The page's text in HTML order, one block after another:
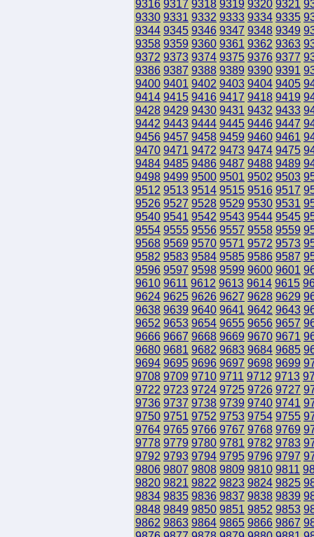
9316 9317 9318 9319 9320 9321
9330 9331 9332 9333 9334 9335
9344 9345 9346 9347 9348 9349
9358 9359 9360 9361 9362 9363
9372 9373 9374 9375 9376 9377
9386 9387 9388 9389 9390 9391
9400 9401 9402 9403 9404 9405
9414 9415 9416 9417 9418 9419
9428 9429 9430 9431 9432 9433
9442 9443 9444 9445 9446 9447
9456 9457 9458 9459 9460 9461
9470 9471 9472 9473 9474 9475
9484 9485 9486 9487 9488 9489
9498 9499 9500 9501 9502 9503
9512 9513 9514 9515 9516 9517
9526 9527 9528 9529 9530 9531
9540 9541 9542 9543 9544 9545
9554 9555 9556 9557 9558 9559
9568 9569 9570 9571 9572 9573
9582 9583 9584 9585 9586 9587
9596 9597 9598 9599 9600 9601
9610 9611 9612 9613 9614 9615
9624 9625 9626 9627 9628 9629
9638 9639 9640 9641 9642 9643
9652 9653 9654 9655 9656 9657
9666 9667 9668 9669 9670 9671
9680 9681 9682 9683 9684 9685
9694 9695 9696 9697 9698 9699
9708 9709 9710 9711 9712 9713
9722 9723 9724 9725 9726 9727
9736 9737 9738 9739 9740 9741
9750 9751 9752 9753 9754 9755
9764 9765 9766 9767 9768 9769
9778 9779 9780 9781 9782 9783
9792 9793 9794 9795 9796 9797
9806 9807 9808 9809 9810 9811
9820 9821 9822 9823 9824 9825
9834 9835 9836 9837 9838 9839
9848 9849 9850 9851 9852 9853
9862 9863 9864 9865 9866 9867